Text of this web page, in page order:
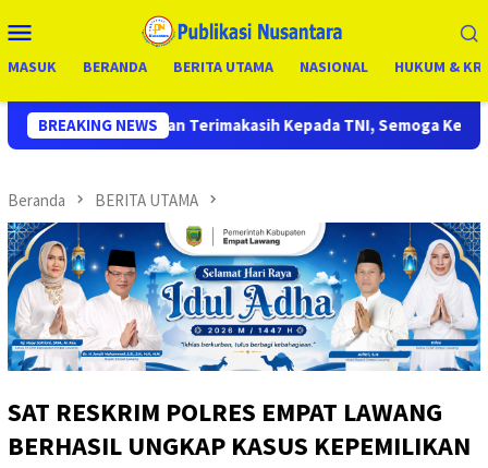
ke
Mobile
MASUK BERANDA BERITA UTAMA NASIONAL HUKUM &
BREAKING NEWS
Kepada TNI, Semoga Kedepannya TNI Semakin Jaya
Beranda BERITA UTAMA
SAT RESKRIM POLRES EMPAT LAWANG
BERHASIL UNGKAP KASUS KEPEMILIKAN